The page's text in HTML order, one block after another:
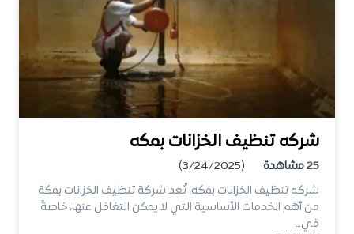
شركه تنظيف الخزانات بمكه
25مشاهدة
(3/24/2025)
شركه تنظيف الخزانات بمكه، تُعد شركة تنظيف الخزانات بمكة
من أهم الخدمات الأساسية التي لا يمكن التغافل عنها، خاصةً
في…